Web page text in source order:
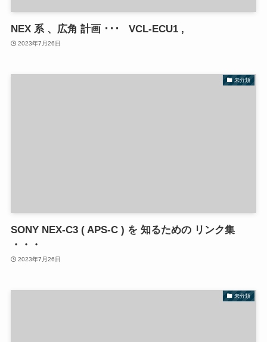
NEX 系 、広角 計画 ･･･ VCL-ECU1 ,
2023年7月26日
未分類
SONY NEX‐C3 ( APS-C ) を 知るための リンク集
・・・
2023年7月26日
未分類